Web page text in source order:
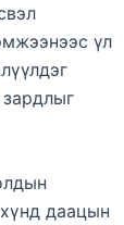
үл
даацын